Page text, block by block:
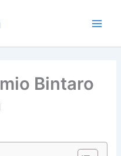
Bintaro